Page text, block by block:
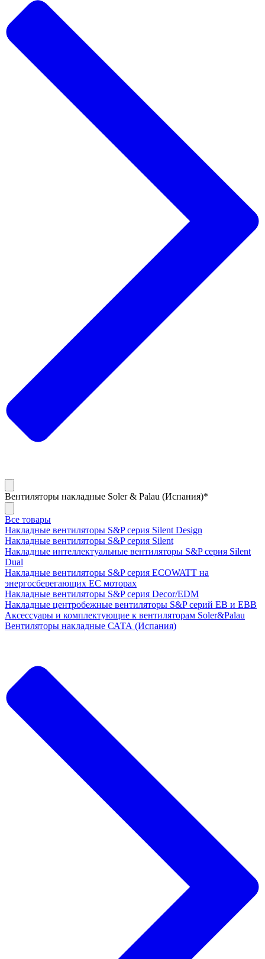
Вентиляторы накладные Soler & Palau (Испания)*
Все товары
Накладные вентиляторы S&P серия Silent Design
Накладные вентиляторы S&P серия Silent
Накладные интеллектуальные вентиляторы S&P серия Silent
Dual
Накладные вентиляторы S&P серия ECOWATT на
энергосберегающих ЕС моторах
Накладные вентиляторы S&P серия Decor/EDM
Накладные центробежные вентиляторы S&P серий EB и EBB
Аксессуары и комплектующие к вентиляторам Soler&Palau
Вентиляторы накладные САТА (Испания)